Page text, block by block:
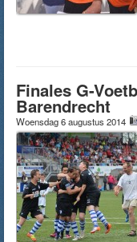
Finales G-
Barendrecht
Woensdag 6 augustus 2014